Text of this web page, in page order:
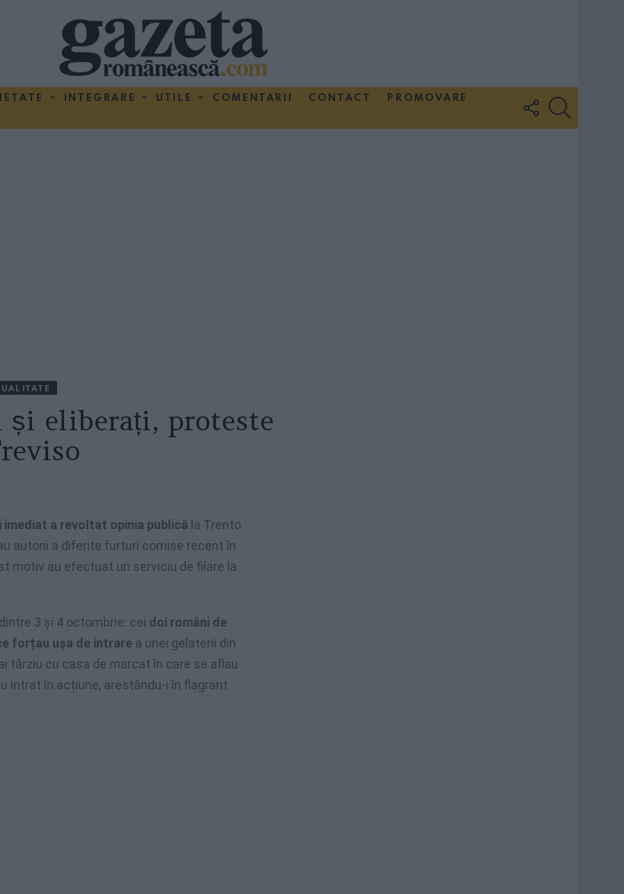
INTEGRARE UTILE COMENTARII CONTACT
PROMOVARE
FOLLOW
US
eliberați, proteste
a revoltat opinia publică la Trento.
autorii a diferite furturi comise recent în
motiv au efectuat un serviciu de filare la
3 și 4 octombrie: cei doi români de
forțau ușa de intrare a unei gelaterii din
târziu cu casa de marcat în care se aflau
intrat în acțiune, arestându-i în flagrant